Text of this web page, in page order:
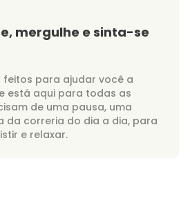
mergulhe e sinta-se
feitos para ajudar você a
está aqui para todas as
de uma pausa, uma
da correria do dia a dia, para
e relaxar.